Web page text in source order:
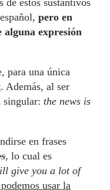
estos sustantivos
pero en
alguna expresión
para una única
. Además, al ser
singular:the news is
en frases
, lo cual es
give you a lot of
usar la